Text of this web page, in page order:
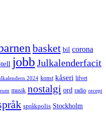
basket bil corona
jobb Julkalenderfacit
2024 konst kåseri lifvet
musik nostalgi ord radio recept
språkpolis Stockholm